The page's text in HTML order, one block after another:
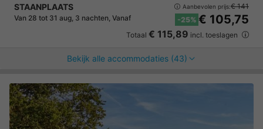
STAANPLAATS
Van 28 tot 31 aug, 3 nachten, Vanaf
Aanbevolen prijs:€ 141
-25% € 105,75
Totaal € 115,89 incl. toeslagen
Bekijk alle accommodaties (43)